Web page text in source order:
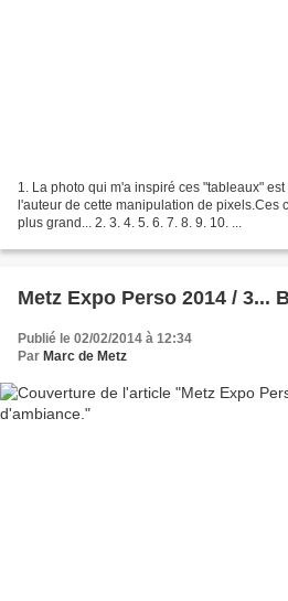
1. La photo qui m'a inspiré ces "tableaux"
l'auteur de cette manipulation de pixels.Ces
plus grand... 2. 3. 4. 5. 6. 7. 8. 9. 10. ...
Metz Expo Perso 2014 / 3...
Publié le 02/02/2014 à 12:34
Par Marc de Metz